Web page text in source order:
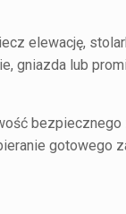
elewację,
gniazda lub
gotowego